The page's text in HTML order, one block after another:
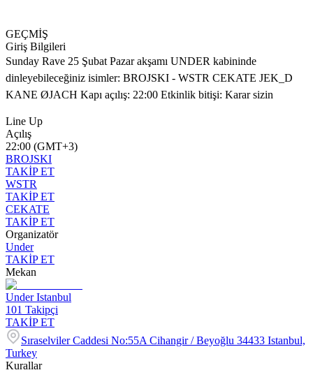
GEÇMİŞ
Giriş Bilgileri
Sunday Rave 25 Şubat Pazar akşamı UNDER kabininde
dinleyebileceğiniz isimler: BROJSKI - WSTR CEKATE JEK_D
KANE ØJACH Kapı açılış: 22:00 Etkinlik bitişi: Karar sizin
Line Up
Açılış
22:00 (GMT+3)
BROJSKI
TAKİP ET
WSTR
TAKİP ET
CEKATE
TAKİP ET
Organizatör
Under
TAKİP ET
Mekan
Under Istanbul
101 Takipçi
TAKİP ET
Sıraselviler Caddesi No:55A Cihangir / Beyoğlu 34433 Istanbul,
Turkey
Kurallar